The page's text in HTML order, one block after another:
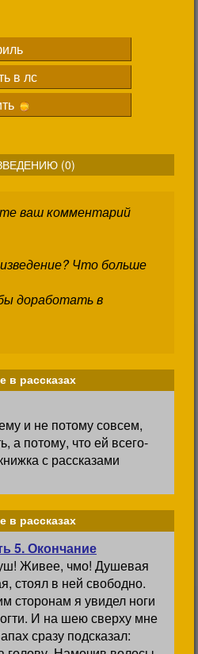
в лс
(0)
ваш комментарий
Что больше
доработать в
в рассказах
и не потому совсем,
а потому, что ей всего-
с рассказами
в рассказах
5. Окончание
Живее, чмо! Душевая
стоял в ней свободно.
сторонам я увидел ноги
И на шею сверху мне
сразу подсказал: